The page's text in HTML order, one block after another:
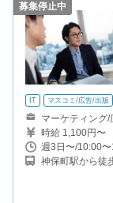
募集停止中
IT マスコミ/広告/出版
マーケティング/
時給 1,100円〜
週3日〜/10:00
神保町駅から徒